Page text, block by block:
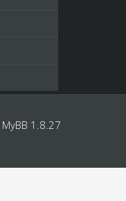
MyBB 1.8.27